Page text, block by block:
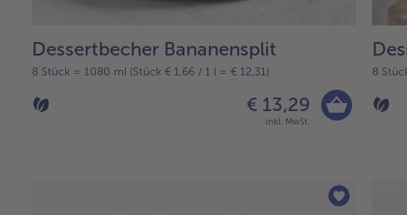
Dessertbecher Bananensplit
8 Stück = 1080 ml (Stück € 1,66 / 1 l = € 12,31)
€ 13,29
inkl. MwSt.
8